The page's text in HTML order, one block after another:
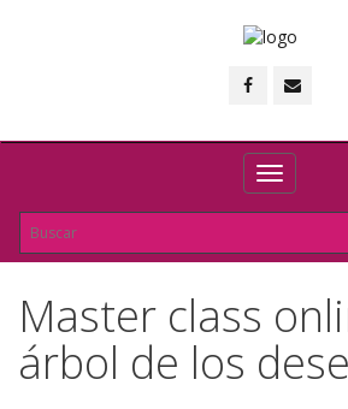
Toggle
navigation
Master class
árbol de los